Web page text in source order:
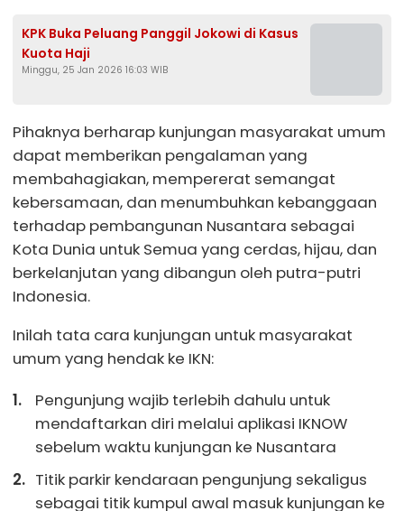
KPK Buka Peluang Panggil Jokowi di Kasus
Kuota Haji
Minggu, 25 Jan 2026 16:03 WIB
Pihaknya berharap kunjungan masyarakat umum
dapat memberikan pengalaman yang
membahagiakan, mempererat semangat
kebersamaan, dan menumbuhkan kebanggaan
terhadap pembangunan Nusantara sebagai
Kota Dunia untuk Semua yang cerdas, hijau, dan
berkelanjutan yang dibangun oleh putra-putri
Indonesia.
Inilah tata cara kunjungan untuk masyarakat
umum yang hendak ke IKN:
Pengunjung wajib terlebih dahulu untuk
mendaftarkan diri melalui aplikasi IKNOW
sebelum waktu kunjungan ke Nusantara
Titik parkir kendaraan pengunjung sekaligus
sebagai titik kumpul awal masuk kunjungan ke